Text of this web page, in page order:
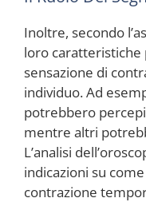
Inoltre, secondo
loro caratteristiche
sensazione di
individuo. Ad
potrebbero
mentre altri
L’analisi
indicazioni su
contrazione